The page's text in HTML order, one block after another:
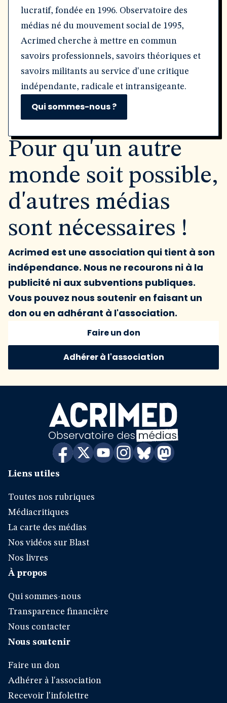
lucratif, fondée en 1996. Observatoire des
médias né du mouvement social de 1995,
Acrimed cherche à mettre en commun
savoirs professionnels, savoirs théoriques et
savoirs militants au service d'une critique
indépendante, radicale et intransigeante.
Qui sommes-nous ?
Pour qu'un autre
monde soit possible,
d'autres médias
sont nécessaires !
Acrimed est une association qui tient à son
indépendance. Nous ne recourons ni à la
publicité ni aux subventions publiques.
Vous pouvez nous soutenir en faisant un
don ou en adhérant à l'association.
Faire un don
Adhérer à l'association
Liens utiles
Toutes nos rubriques
Médiacritiques
La carte des médias
Nos vidéos sur Blast
Nos livres
À propos
Qui sommes-nous
Transparence financière
Nous contacter
Nous soutenir
Faire un don
Adhérer à l'association
Recevoir l'infolettre